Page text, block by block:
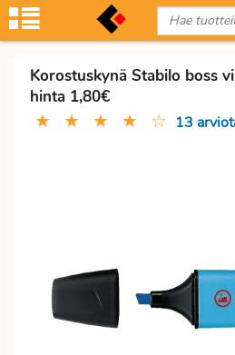
Korostuskynä Stabilo boss
hinta 1,80€
★ ★ ★ ★ ☆ 13